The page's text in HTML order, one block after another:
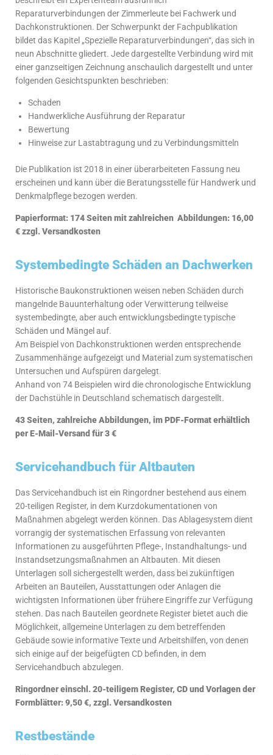
Reparaturverbindungen der Zimmerleute bei Fachwerk und
Dachkonstruktionen. Der Schwerpunkt der Fachpublikation
bildet das Kapitel „Spezielle Reparaturverbindungen“, das sich in
neun Abschnitte gliedert. Jede dargestellte Verbindung wird mit
einer ganzseitigen Zeichnung anschaulich dargestellt und unter
folgenden Gesichtspunkten beschrieben:
Schaden
Handwerkliche Ausführung der Reparatur
Bewertung
Hinweise zur Lastabtragung und zu Verbindungsmitteln
Die Publikation ist 2018 in einer überarbeiteten Fassung neu
erscheinen und kann über die Beratungsstelle für Handwerk und
Denkmalpflege bezogen werden.
Papierformat: 174 Seiten mit zahlreichen Abbildungen: 16,00
€ zzgl. Versandkosten
Systembedingte Schäden an Dachwerken
Historische Baukonstruktionen weisen neben Schäden durch
mangelnde Bauunterhaltung oder Verwitterung teilweise
systembedingte, aber auch entwicklungsbedingte typische
Schäden und Mängel auf.
Am Beispiel von Dachkonstruktionen werden entsprechende
Zusammenhänge aufgezeigt und Material zum systematischen
Untersuchen und Aufspüren dargelegt.
Anhand von 74 Beispielen wird die chronologische Entwicklung
der Dachstühle in Deutschland schematisch dargestellt.
43 Seiten, zahlreiche Abbildungen, im PDF-Format erhältlich
per E-Mail-Versand für 3 €
Servicehandbuch für Altbauten
Das Servicehandbuch ist ein Ringordner bestehend aus einem
20-teiligen Register, in dem Kurzdokumentationen von
Maßnahmen abgelegt werden können. Das Ablagesystem dient
vorrangig der systematischen Erfassung von relevanten
Informationen zu ausgeführten Pflege-, Instandhaltungs- und
Instandsetzungsmaßnahmen an Altbauten. Mit diesen
Unterlagen soll sichergestellt werden, dass bei zukünftigen
Arbeiten an Bauteilen, Ausstattungen oder Anlagen die
wichtigsten Informationen über frühere Eingriffe zur Verfügung
stehen. Das nach Bauteilen geordnete Register bietet auch die
Möglichkeit, allgemeine Unterlagen zu dem betreffenden
Gebäude sowie informative Texte und Arbeitshilfen, von denen
sich einige auf der beigefügten CD befinden, in dem
Servicehandbuch abzulegen.
Ringordner einschl. 20-teiligem Register, CD und Vorlagen der
Formblätter: 9,50 €, zzgl. Versandkosten
Restbestände